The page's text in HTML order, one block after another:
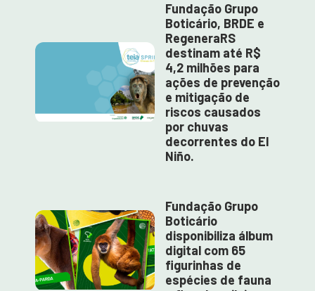
Fundação Grupo
Boticário, BRDE e
RegeneraRS
destinam até R$
4,2 milhões para
ações de prevenção
e mitigação de
riscos causados
por chuvas
decorrentes do El
Niño.
Fundação Grupo
Boticário
disponibiliza álbum
digital com 65
figurinhas de
espécies de fauna